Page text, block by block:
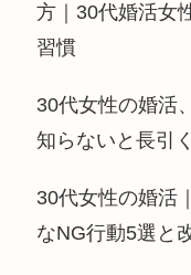
方｜30代婚活女
習慣
30代女性の婚活
知らないと長引
30代女性の婚活
なNG行動5選と